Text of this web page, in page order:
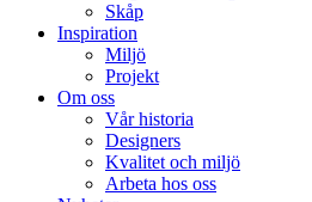
Skåp
Inspiration
Miljö
Projekt
Om oss
Vår historia
Designers
Kvalitet och miljö
Arbeta hos oss